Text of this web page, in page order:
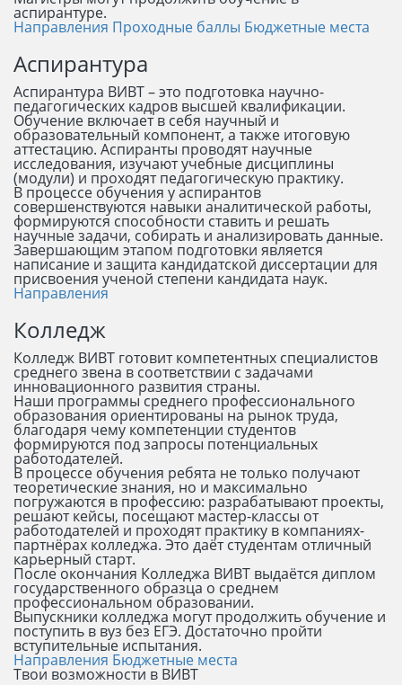
аспирантуре.
Направления Проходные баллы Бюджетные места
Аспирантура
Аспирантура ВИВТ – это подготовка научно-
педагогических кадров высшей квалификации.
Обучение включает в себя научный и
образовательный компонент, а также итоговую
аттестацию. Аспиранты проводят научные
исследования, изучают учебные дисциплины
(модули) и проходят педагогическую практику.
В процессе обучения у аспирантов
совершенствуются навыки аналитической работы,
формируются способности ставить и решать
научные задачи, собирать и анализировать данные.
Завершающим этапом подготовки является
написание и защита кандидатской диссертации для
присвоения ученой степени кандидата наук.
Направления
Колледж
Колледж ВИВТ готовит компетентных специалистов
среднего звена в соответствии с задачами
инновационного развития страны.
Наши программы среднего профессионального
образования ориентированы на рынок труда,
благодаря чему компетенции студентов
формируются под запросы потенциальных
работодателей.
В процессе обучения ребята не только получают
теоретические знания, но и максимально
погружаются в профессию: разрабатывают проекты,
решают кейсы, посещают мастер-классы от
работодателей и проходят практику в компаниях-
партнёрах колледжа. Это даёт студентам отличный
карьерный старт.
После окончания Колледжа ВИВТ выдаётся диплом
государственного образца о среднем
профессиональном образовании.
Выпускники колледжа могут продолжить обучение и
поступить в вуз без ЕГЭ. Достаточно пройти
вступительные испытания.
Направления Бюджетные места
Твои возможности в ВИВТ